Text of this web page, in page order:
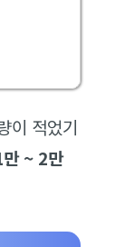
이 적었기
만 ~ 2만